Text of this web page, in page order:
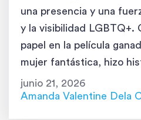
una presencia y una
y la visibilidad LGBTQ+.
papel en la película
mujer fantástica, hizo
persona abiertamente
presentadora en la
junio 21, 2026
Amanda Valentine Dela